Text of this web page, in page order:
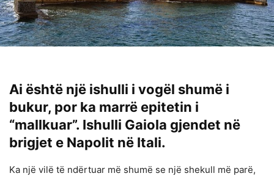
Ai është një ishulli i vogël shumë i
bukur, por ka marrë epitetin i
“mallkuar”. Ishulli Gaiola gjendet në
brigjet e Napolit në Itali.
Ka një vilë të ndërtuar më shumë se një shekull më parë,